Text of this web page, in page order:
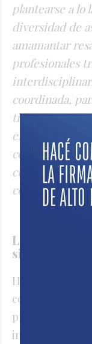
plantearse a lo
diversidad de
amamantar
profesionales
coordinada,
tiempo y
efectiva. Es
contar con
cuando la
competencias
La situación
sistema de
Hoy existe
consultas de
profesionales
incorporadas